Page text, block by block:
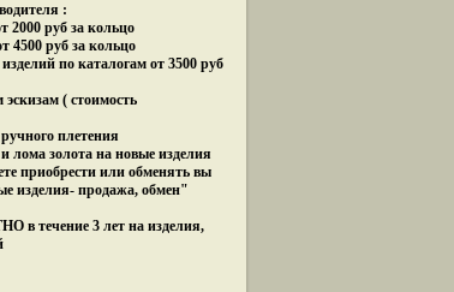
:
2000 руб за кольцо
4500 руб за кольцо
по каталогам от 3500 руб
( стоимость
плетения
лома золота на новые изделия
приобрести или обменять вы
изделия- продажа, обмен"
в течение 3 лет на изделия,